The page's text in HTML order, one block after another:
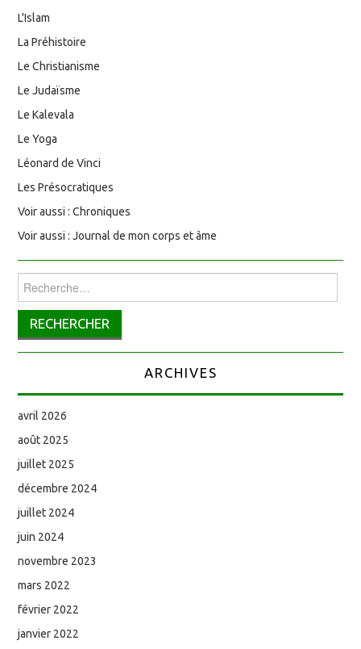
L'Islam
La Préhistoire
Le Christianisme
Le Judaïsme
Le Kalevala
Le Yoga
Léonard de Vinci
Les Présocratiques
Voir aussi : Chroniques
Voir aussi : Journal de mon corps et âme
Rechercher :
ARCHIVES
avril 2026
août 2025
juillet 2025
décembre 2024
juillet 2024
juin 2024
novembre 2023
mars 2022
février 2022
janvier 2022